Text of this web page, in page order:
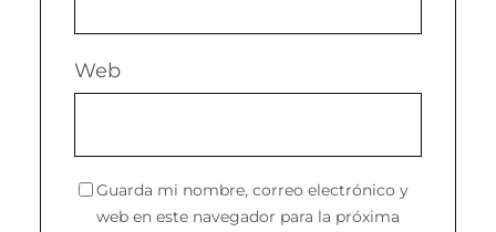
Web
Guarda mi nombre, correo electrónico y
web en este navegador para la próxima